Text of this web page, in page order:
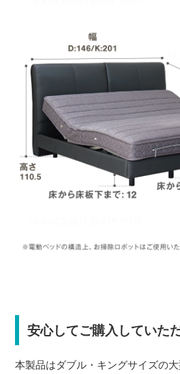
安心してご購入していた
本製品はダブル・キングサイズの